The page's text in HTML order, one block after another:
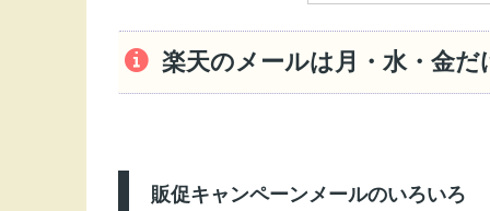
楽天のメールは月・水・金だ
販促キャンペーンメールのいろいろ